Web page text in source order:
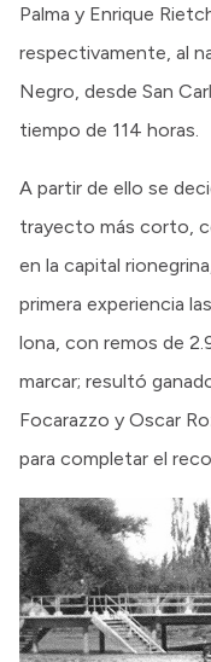
Palma y Enrique
respectivamente, al
Negro, desde San
tiempo de 114 horas.
A partir de ello se
trayecto más corto,
en la capital
primera experiencia
lona, con remos de
marcar; resultó
Focarazzo y Oscar
para completar el